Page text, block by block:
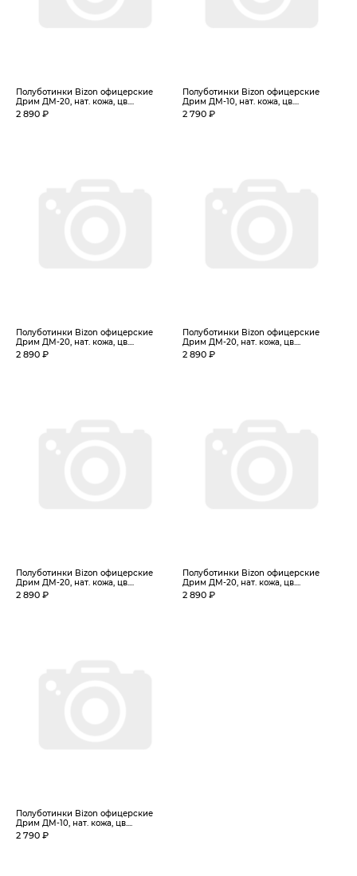
Полуботинки Bizon офицерские
Дрим ДМ-20, нат. кожа, цв....
2 890 ₽
Полуботинки Bizon офицерские
Дрим ДМ-10, нат. кожа, цв....
2 790 ₽
Полуботинки Bizon офицерские
Дрим ДМ-20, нат. кожа, цв....
2 890 ₽
Полуботинки Bizon офицерские
Дрим ДМ-20, нат. кожа, цв....
2 890 ₽
Полуботинки Bizon офицерские
Дрим ДМ-20, нат. кожа, цв....
2 890 ₽
Полуботинки Bizon офицерские
Дрим ДМ-20, нат. кожа, цв....
2 890 ₽
Полуботинки Bizon офицерские
Дрим ДМ-10, нат. кожа, цв....
2 790 ₽